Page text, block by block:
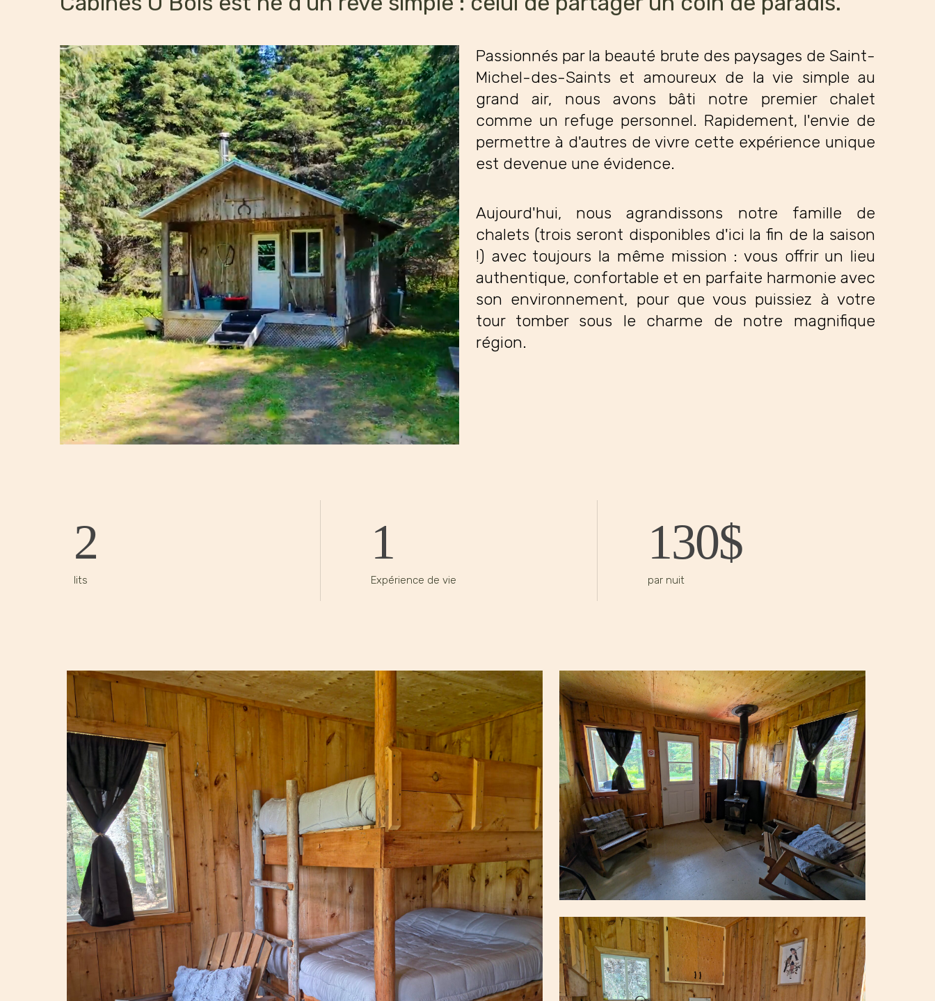
Passionnés par la beauté brute des paysages de Saint-
Michel-des-Saints et amoureux de la vie simple au
grand air, nous avons bâti notre premier chalet
comme un refuge personnel. Rapidement, l'envie de
permettre à d'autres de vivre cette expérience unique
est devenue une évidence.
Aujourd'hui, nous agrandissons notre famille de
chalets (trois seront disponibles d'ici la fin de la saison
!) avec toujours la même mission : vous offrir un lieu
authentique, confortable et en parfaite harmonie avec
son environnement, pour que vous puissiez à votre
tour tomber sous le charme de notre magnifique
région.
2
lits
1
Expérience de vie
130$
par nuit